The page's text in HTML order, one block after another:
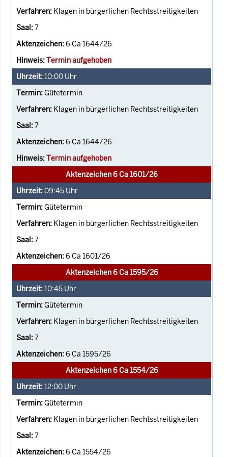
Klagen in bürgerlichen Rechtsstreitigkeiten
7
6 Ca 1644/26
Termin aufgehoben
10:00 Uhr
Gütetermin
Klagen in bürgerlichen Rechtsstreitigkeiten
7
6 Ca 1644/26
Termin aufgehoben
Aktenzeichen 6 Ca 1601/26
09:45 Uhr
Gütetermin
Klagen in bürgerlichen Rechtsstreitigkeiten
7
6 Ca 1601/26
Aktenzeichen 6 Ca 1595/26
10:45 Uhr
Gütetermin
Klagen in bürgerlichen Rechtsstreitigkeiten
7
6 Ca 1595/26
Aktenzeichen 6 Ca 1554/26
12:00 Uhr
Gütetermin
Klagen in bürgerlichen Rechtsstreitigkeiten
7
6 Ca 1554/26